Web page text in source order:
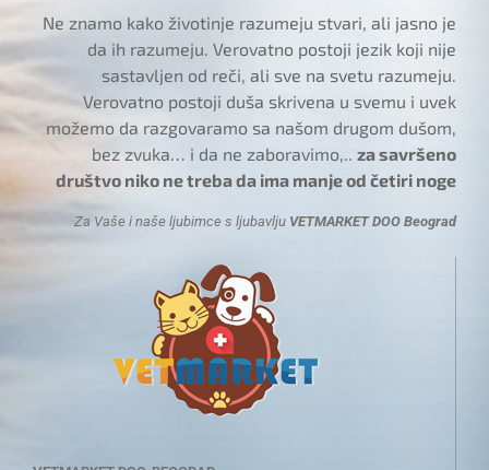
Ne znamo kako životinje razumeju stvari, ali jasno je
da ih razumeju. Verovatno postoji jezik koji nije
sastavljen od reči, ali sve na svetu razumeju.
Verovatno postoji duša skrivena u svemu i uvek
možemo da razgovaramo sa našom drugom dušom,
bez zvuka… i da ne zaboravimo,..za savršeno
društvo niko ne treba da ima manje od četiri noge
Za Vaše i naše ljubimce s ljubavlju VETMARKET DOO Beograd